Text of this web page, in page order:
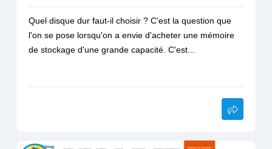
Quel disque dur faut-il choisir ? C'est la question que
l'on se pose lorsqu'on a envie d'acheter une mémoire
de stockage d'une grande capacité. C'est...